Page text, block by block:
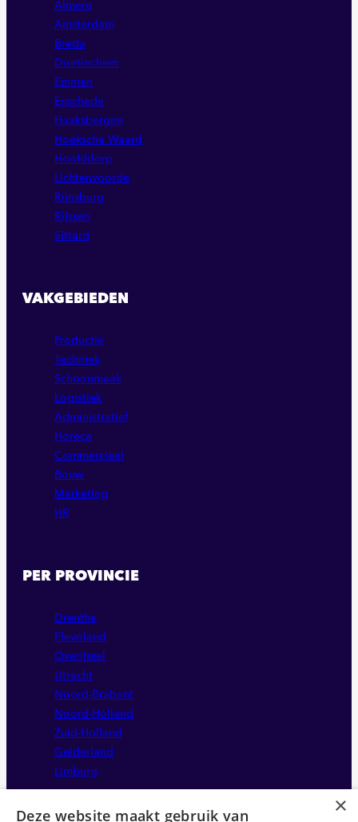
Almere
Amsterdam
Breda
Doetinchem
Emmen
Enschede
Haaksbergen
Hoeksche Waard
Hoofddorp
Lichtenvoorde
Rijnsburg
Rijssen
Sittard
VAKGEBIEDEN
Productie
Techniek
Schoonmaak
Logistiek
Administratief
Horeca
Commercieel
Bouw
Marketing
HR
PER PROVINCIE
Drenthe
Flevoland
Overijssel
Utrecht
Noord-Brabant
Noord-Holland
Zuid-Holland
Gelderland
Limburg
×
Deze website maakt gebruik van